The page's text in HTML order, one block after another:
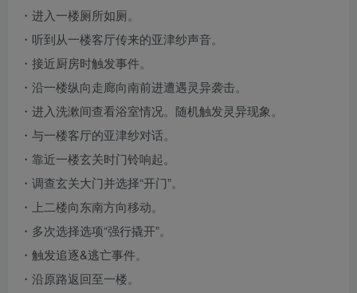
・进入一楼厕所如厕。
・听到从一楼客厅传来的亚津纱声音。
・接近厨房时触发事件。
・沿一楼纵向走廊向南前进遭遇灵异袭击。
・进入洗漱间查看浴室情况。随机触发灵异现象。
・与一楼客厅的亚津纱对话。
・靠近一楼玄关时门铃响起。
・调查玄关大门并选择“开门”。
・上二楼向东南方向移动。
・多次选择选项“强行撬开”。
・触发追逐&逃亡事件。
・沿原路返回至一楼。